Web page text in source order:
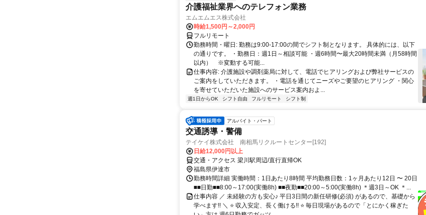
介護福祉業界へのテレフォン業務
エムエムエス株式会社
時給1,500円～2,000円
フルリモート
勤務時間・曜日: 勤務は9:00-17:00の間でシフト制となります。 具体的には、以下
の通りです。 ・勤務日：週1日～相談可能 ・週6時間〜最大20時間未満（月58時間
以内） ※変動する可能...
仕事内容: 介護施設や調剤薬局に対して、電話でヒアリングおよび弊社サービスの
ご案内をしていただきます。 ・電話を通じてニーズやご要望のヒアリング ・関心
を寄せていただいた施設へのサービス案内およ...
週1日からOK シフト自由 フルリモート シフト制
アルバイト・パート
交通誘導・警備
テイケイ株式会社 南相馬リクルートセンター[192]
日給12,000円以上
交通・アクセス 梁川駅周辺/直行直帰OK
福島県伊達市
勤務時間詳細 実働時間：1日あたり8時間 平均勤務日数：1ヶ月あたり12日 〜 20日
■■日勤■■8:00～17:00(実働8h) ■■夜勤■■20:00～5:00(実働8h) ＊週3日～OK ＊...
仕事内容 ／ 未経験の方も安心♪ 平日3日間の新任研修(必須) があるので、基礎から
学べます!! ＼ ⭐ 収入安定、長く働ける!! ⭐ 毎日現場があるので「とにかく稼ぎた